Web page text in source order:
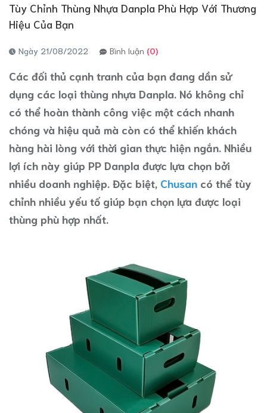
Tùy Chỉnh Thùng Nhựa Danpla Phù Hợp Với Thương
Hiệu Của Bạn
Ngày 21/08/2022 Bình luận (0)
Các đối thủ cạnh tranh của bạn đang dần sử
dụng các loại thùng nhựa Danpla. Nó không chỉ
có thể hoàn thành công việc một cách nhanh
chóng và hiệu quả mà còn có thể khiến khách
hàng hài lòng với thời gian thực hiện ngắn. Nhiều
lợi ích này giúp PP Danpla được lựa chọn bởi
nhiều doanh nghiệp. Đặc biệt, Chusan có thể tùy
chỉnh nhiều yếu tố giúp bạn chọn lựa được loại
thùng phù hợp nhất.